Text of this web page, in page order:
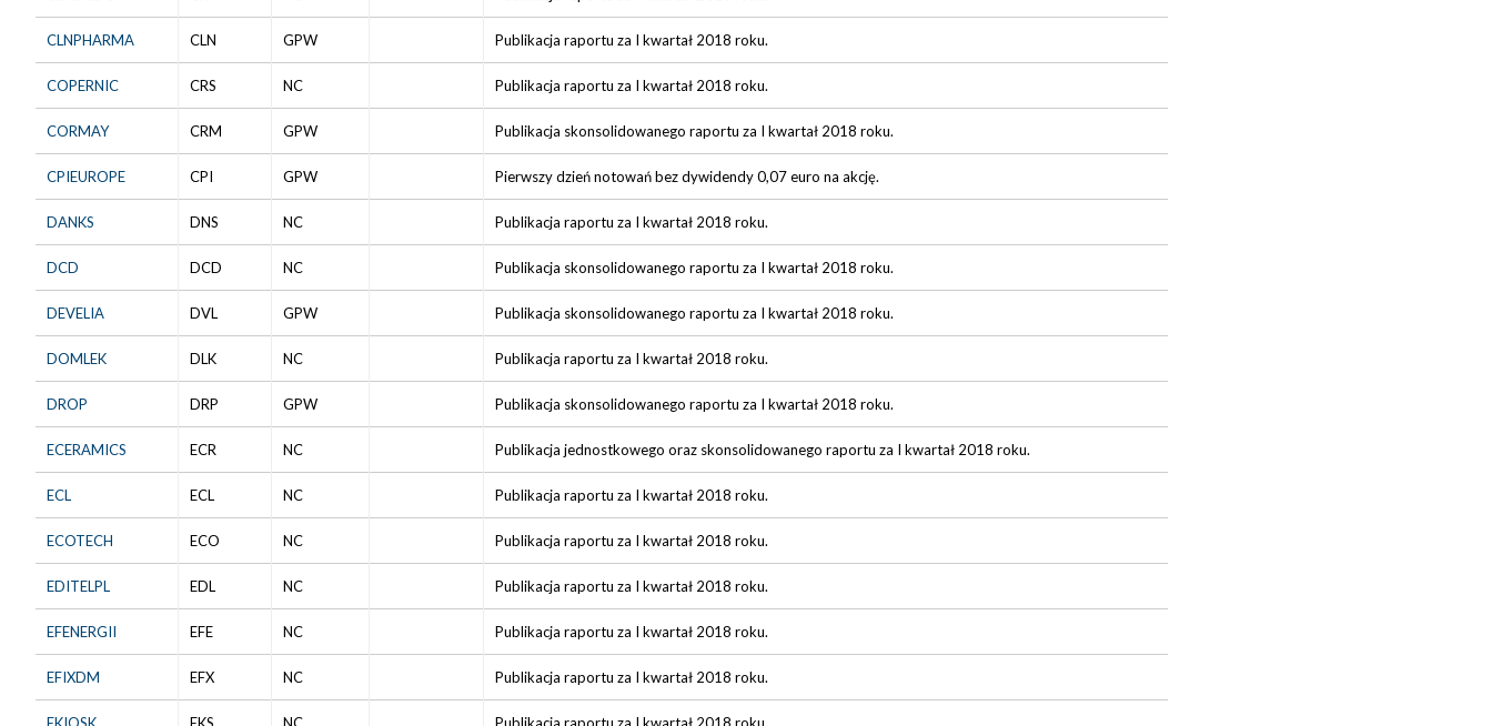
CLNPHARMA CLN GPW Publikacja raportu za I kwartał 2018 roku.
COPERNIC CRS NC Publikacja raportu za I kwartał 2018 roku.
CORMAY CRM GPW Publikacja skonsolidowanego raportu za I kwartał 2018 roku.
CPIEUROPE CPI GPW Pierwszy dzień notowań bez dywidendy 0,07 euro na akcję.
DANKS DNS NC Publikacja raportu za I kwartał 2018 roku.
DCD DCD NC Publikacja skonsolidowanego raportu za I kwartał 2018 roku.
DEVELIA DVL GPW Publikacja skonsolidowanego raportu za I kwartał 2018 roku.
DOMLEK DLK NC Publikacja raportu za I kwartał 2018 roku.
DROP DRP GPW Publikacja skonsolidowanego raportu za I kwartał 2018 roku.
ECERAMICS ECR NC Publikacja jednostkowego oraz skonsolidowanego raportu za I kwartał 2018 roku.
ECL ECL NC Publikacja raportu za I kwartał 2018 roku.
ECOTECH ECO NC Publikacja raportu za I kwartał 2018 roku.
EDITELPL EDL NC Publikacja raportu za I kwartał 2018 roku.
EFENERGII EFE NC Publikacja raportu za I kwartał 2018 roku.
EFIXDM EFX NC Publikacja raportu za I kwartał 2018 roku.
EKIOSK EKS NC Publikacja raportu za I kwartał 2018 roku.